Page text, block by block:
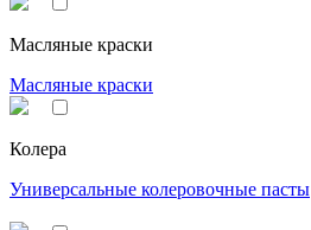
Масляные краски
Масляные краски
Колера
Универсальные колеровочные пасты